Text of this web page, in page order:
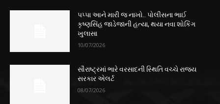
પપ્પા આને મારી જ નાખો.. પોલીસના ભાઈ
કૃષ્ણસિંહ જાડેજાની હત્યા, થયા નવા શોકિંગ
ખુલાસા
10/07/2026
સૌરાષ્ટ્રમાં ભારે વરસાદની સ્થિતિ વચ્ચે રાજ્ય
સરકાર એલર્ટ
08/07/2026